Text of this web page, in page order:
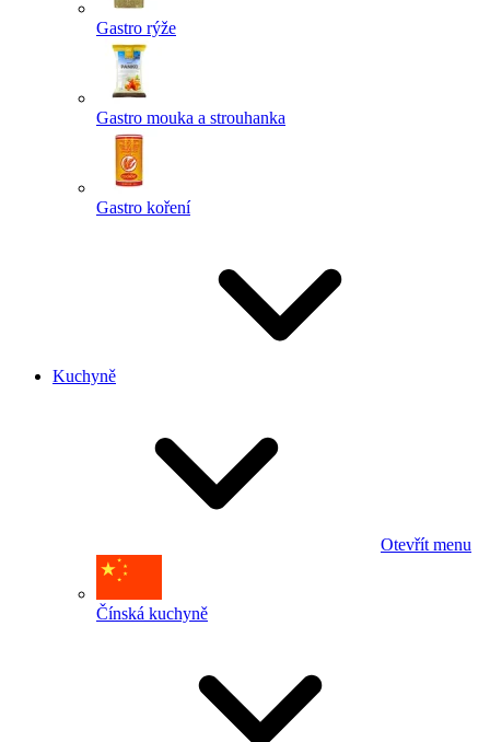
Gastro rýže
Gastro mouka a strouhanka
Gastro koření
Kuchyně
Otevřít menu
Čínská kuchyně